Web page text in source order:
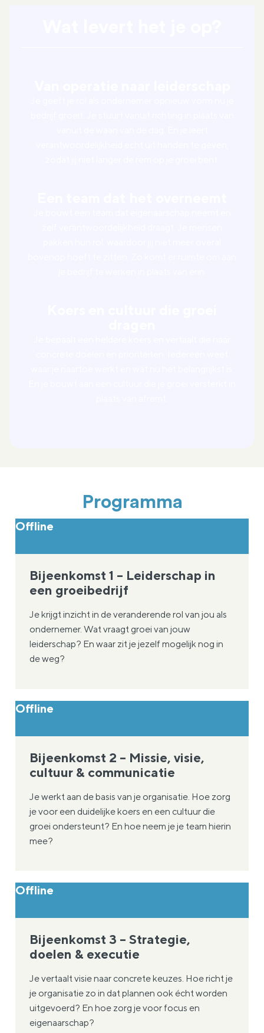
Programma
Offline
Bijeenkomst 1 – Leiderschap in
een groeibedrijf
Je krijgt inzicht in de veranderende rol van jou als
ondernemer. Wat vraagt groei van jouw
leiderschap? En waar zit je jezelf mogelijk nog in
de weg?
Offline
Bijeenkomst 2 – Missie, visie,
cultuur & communicatie
Je werkt aan de basis van je organisatie. Hoe zorg
je voor een duidelijke koers en een cultuur die
groei ondersteunt? En hoe neem je je team hierin
mee?
Offline
Bijeenkomst 3 – Strategie,
doelen & executie
Je vertaalt visie naar concrete keuzes. Hoe richt je
je organisatie zo in dat plannen ook écht worden
uitgevoerd? En hoe zorg je voor focus en
eigenaarschap?